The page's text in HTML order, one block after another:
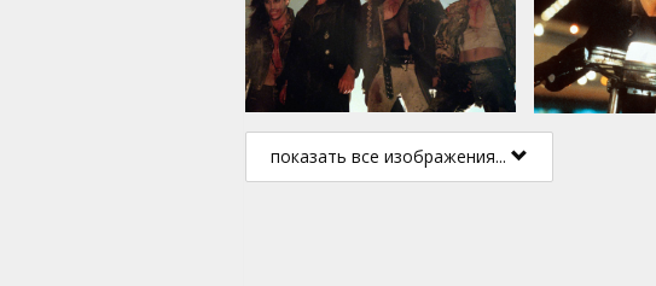
показать все изображения...